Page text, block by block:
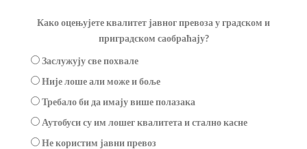
Како оцењујете квалитет јавног превоза у градском и
приградском саобраћају?
Заслужују све похвале
Није лоше али може и боље
Требало би да имају више полазака
Аутобуси су им лошег квалитета и стално касне
Не користим јавни превоз